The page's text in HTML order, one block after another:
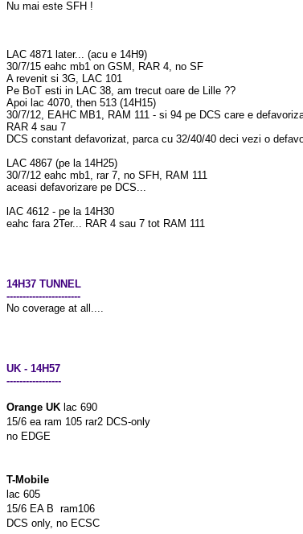
Nu mai este SFH !
LAC 4871 later... (acu e 14H9)
30/7/15 eahc mb1 on GSM, RAR 4, no SF
A revenit si 3G, LAC 101
Pe BoT esti in LAC 38, am trecut oare de Lille ??
Apoi lac 4070, then 513 (14H15)
30/7/12, EAHC MB1, RAM 111 - si 94 pe DCS care e
RAR 4 sau 7
DCS constant defavorizat, parca cu 32/40/40 deci vezi o
LAC 4867 (pe la 14H25)
30/7/12 eahc mb1, rar 7, no SFH, RAM 111
aceasi defavorizare pe DCS...
lAC 4612 - pe la 14H30
eahc fara 2Ter... RAR 4 sau 7 tot RAM 111
14H37 TUNNEL
-----------------------
No coverage at all....
UK - 14H57
-----------------
Orange UK lac 690
15/6 ea ram 105 rar2 DCS-only
no EDGE
T-Mobile
lac 605
15/6 EA B ram106
DCS only, no ECSC